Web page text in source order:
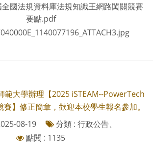
國法規資料庫法規知識王網路闖關競賽
要點.pdf
範大學辦理【2025 iSTEAM--PowerTech
】修正簡章，歡迎本校學生報名參加。
08-19
分類 : 行政公告、
點閱 : 1135